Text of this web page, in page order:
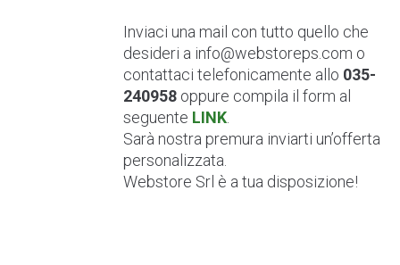
Inviaci una mail con tutto quello che
desideri a info@webstoreps.com o
contattaci telefonicamente allo 035-
240958 oppure compila il form al
seguente LINK
Sarà nostra premura inviarti un’offerta
personalizzata.
Webstore Srl è a tua disposizione!